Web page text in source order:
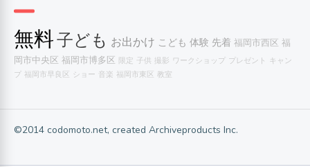
無料子ども お出かけ こども 体験 先着 福岡市西区 福
岡市中央区 福岡市博多区 限定 子供 撮影 ワークショップ プレゼント キャン
プ 福岡市早良区 ショー 音楽 福岡市東区 教室
©2014 codomoto.net, created Archiveproducts Inc.